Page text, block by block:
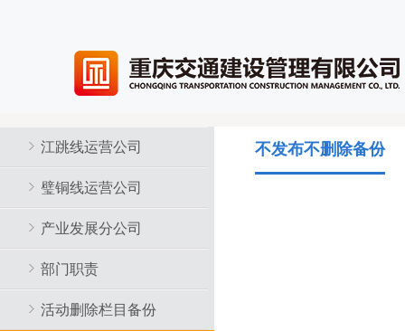
江跳线运营公司
璧铜线运营公司
产业发展分公司
部门职责
活动删除栏目备份
不发布不删除备份